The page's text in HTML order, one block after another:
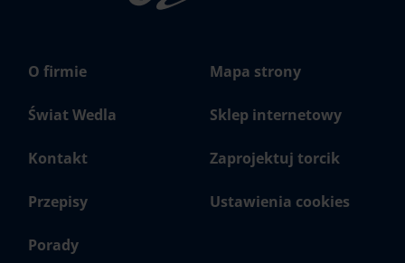
O firmie
Świat Wedla
Kontakt
Przepisy
Porady
Mapa strony
Sklep internetowy
Zaprojektuj torcik
Ustawienia cookies